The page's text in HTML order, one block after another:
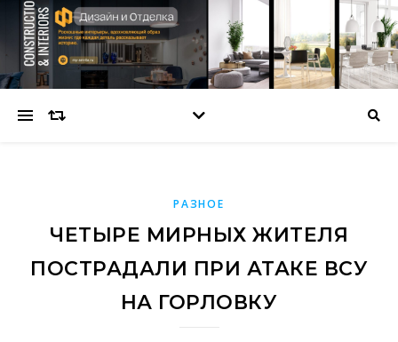
РАЗНОЕ
ЧЕТЫРЕ МИРНЫХ ЖИТЕЛЯ
ПОСТРАДАЛИ ПРИ АТАКЕ ВСУ
НА ГОРЛОВКУ